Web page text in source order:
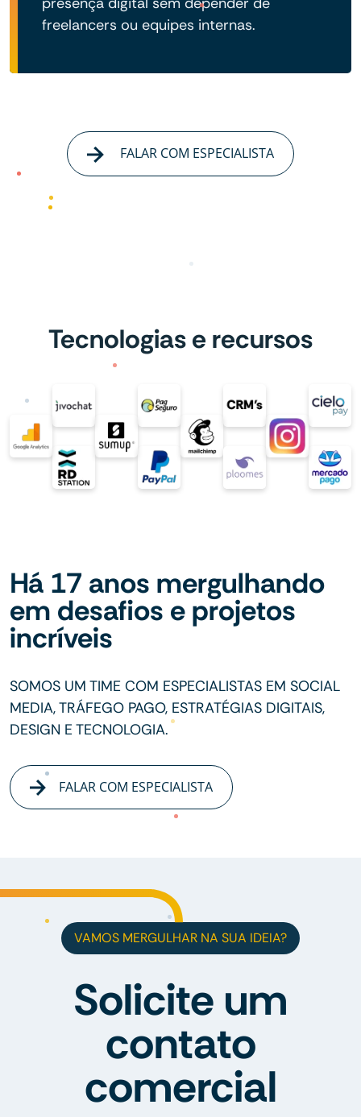
freelancers ou equipes internas.
FALAR COM ESPECIALISTA
Tecnologias e recursos
Há 17 anos mergulhando
em desafios e projetos
incríveis
SOMOS UM TIME COM ESPECIALISTAS EM SOCIAL
MEDIA, TRÁFEGO PAGO, ESTRATÉGIAS DIGITAIS,
DESIGN E TECNOLOGIA.
FALAR COM ESPECIALISTA
VAMOS MERGULHAR NA SUA IDEIA?
Solicite um
contato
comercial